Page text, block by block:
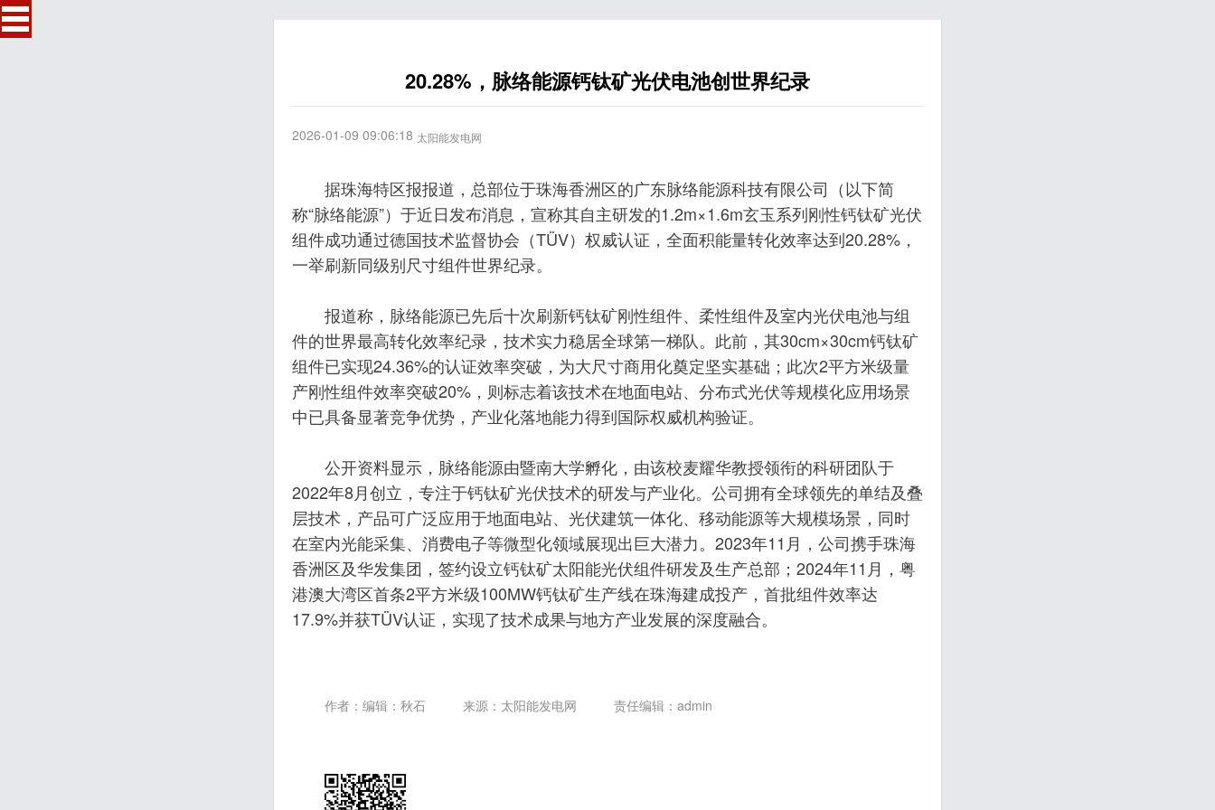
20.28%，脉络能源钙钛矿光伏电池创世界纪录
2026-01-09 09:06:18 太阳能发电网
据珠海特区报报道，总部位于珠海香洲区的广东脉络能源科技有限公司（以下简
称“脉络能源”）于近日发布消息，宣称其自主研发的1.2m×1.6m玄玉系列刚性钙钛矿光伏
组件成功通过德国技术监督协会（TÜV）权威认证，全面积能量转化效率达到20.28%，
一举刷新同级别尺寸组件世界纪录。
‌报道称，脉络能源已先后十次刷新钙钛矿刚性组件、柔性组件及室内光伏电池与组
件的世界最高转化效率纪录，技术实力稳居全球第一梯队。此前，其30cm×30cm钙钛矿
组件已实现24.36%的认证效率突破，为大尺寸商用化奠定坚实基础；此次2平方米级量
产刚性组件效率突破20%，则标志着该技术在地面电站、分布式光伏等规模化应用场景
中已具备显著竞争优势，产业化落地能力得到国际权威机构验证。
‌公开资料显示，脉络能源由暨南大学孵化，由该校麦耀华教授领衔的科研团队于
2022年8月创立，专注于钙钛矿光伏技术的研发与产业化。公司拥有全球领先的单结及叠
层技术，产品可广泛应用于地面电站、光伏建筑一体化、移动能源等大规模场景，同时
在室内光能采集、消费电子等微型化领域展现出巨大潜力。2023年11月，公司携手珠海
香洲区及华发集团，签约设立钙钛矿太阳能光伏组件研发及生产总部；2024年11月，粤
港澳大湾区首条2平方米级100MW钙钛矿生产线在珠海建成投产，首批组件效率达
17.9%并获TÜV认证，实现了技术成果与地方产业发展的深度融合。
作者：编辑：秋石 来源：太阳能发电网 责任编辑：admin